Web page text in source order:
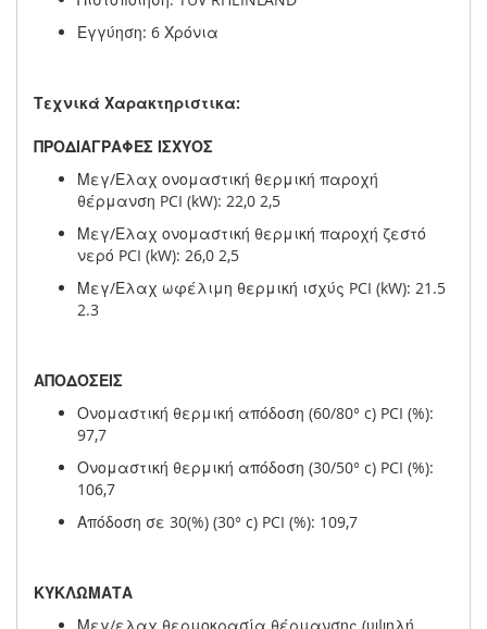
Εγγύηση: 6 Χρόνια
Τεχνικά Χαρακτηριστικα:
ΠΡΟΔΙΑΓΡΑΦΕΣ ΙΣΧΥΟΣ
Μεγ/Ελαχ ονομαστική θερμική παροχή
θέρμανση PCI (kW): 22,0 2,5
Μεγ/Ελαχ ονομαστική θερμική παροχή ζεστό
νερό PCI (kW): 26,0 2,5
Μεγ/Ελαχ ωφέλιμη θερμική ισχύς PCI (kW): 21.5
2.3
ΑΠΟΔΟΣΕΙΣ
Ονομαστική θερμική απόδοση (60/80° c) PCI (%):
97,7
Ονομαστική θερμική απόδοση (30/50° c) PCI (%):
106,7
Απόδοση σε 30(%) (30° c) PCI (%): 109,7
ΚΥΚΛΩΜΑΤΑ
Μεγ/ελαχ θερμοκρασία θέρμανσης (υψηλή